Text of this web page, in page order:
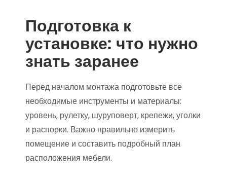
Подготовка к
установке: что нужно
знать заранее
Перед началом монтажа подготовьте все
необходимые инструменты и материалы:
уровень, рулетку, шуруповерт, крепежи, уголки
и распорки. Важно правильно измерить
помещение и составить подробный план
расположения мебели.